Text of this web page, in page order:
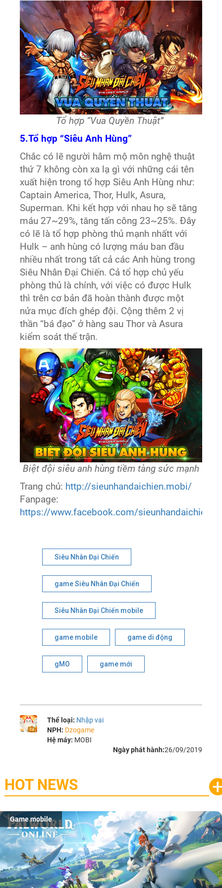
Tổ hợp “Vua Quyền Thuật”
5.Tổ hợp “Siêu Anh Hùng”
Chắc có lẽ người hâm mộ môn nghệ thuật
thứ 7 không còn xa lạ gì với những cái tên
xuất hiện trong tổ hợp Siêu Anh Hùng như:
Captain America, Thor, Hulk, Asura,
Superman. Khi kết hợp với nhau họ sẽ tăng
máu 27~29%, tăng tấn công 23~25%. Đây
có lẽ là tổ hợp phòng thủ mạnh nhấtt với
Hulk – anh hùng có lượng máu ban đầu
nhiều nhất trong tất cả các Anh hùng trong
Siêu Nhân Đại Chiến. Cả tổ hợp chủ yếu
phòng thủ là chính, với việc có được Hulk
thì trên cơ bản đã hoàn thành được một
nửa mục đích ghép đội. Cộng thêm 2 vị
thần “bá đạo” ở hàng sau Thor và Asura
kiểm soát thế trận.
Biệt đội siêu anh hùng tiềm tàng sức mạnh
Trang chủ: http://sieunhandaichien.mobi/
Fanpage:
https://www.facebook.com/sieunhandaichienvn
Siêu Nhân Đại Chiến
game Siêu Nhân Đại Chiến
Siêu Nhân Đại Chiến mobile
game mobile game di động
gMO game mới
Thể loại: Nhập vai
NPH: Dzogame
Hệ máy: MOBI
Ngày phát hành:26/09/2019
HOT NEWS
Game mobile